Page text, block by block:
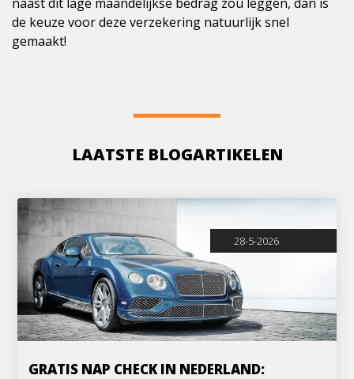
de keuze voor deze verzekering natuurlijk snel
gemaakt!
LAATSTE BLOGARTIKELEN
28-5-2026
GRATIS NAP CHECK IN NEDERLAND: